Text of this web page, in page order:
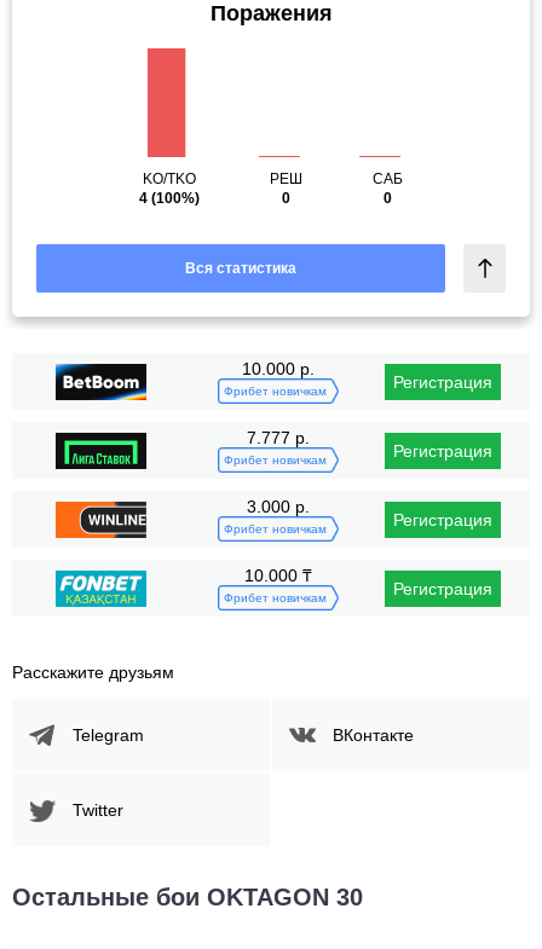
Поражения
KO/TKO
4 (100%)
РЕШ
0
САБ
0
Вся статистика
10.000 р.
Фрибет новичкам Регистрация
7.777 р.
Фрибет новичкам Регистрация
3.000 р.
Фрибет новичкам Регистрация
10.000 ₸
Фрибет новичкам Регистрация
Расскажите друзьям
Telegram ВКонтакте
Twitter
Остальные бои OKTAGON 30